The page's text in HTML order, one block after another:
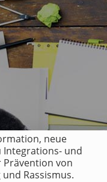
neue
Integrations- und
von
Rassismus.